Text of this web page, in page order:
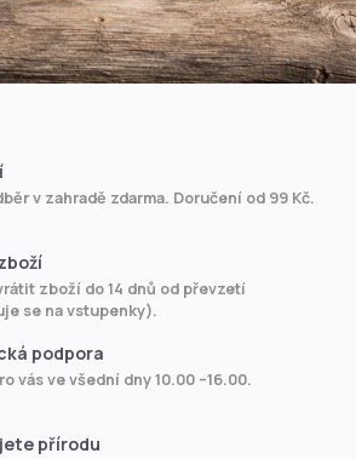
v zahradě zdarma. Doručení od 99 Kč.
zboží do 14 dnů od převzetí
se na vstupenky).
podpora
vás ve všední dny 10.00 –16.00.
přírodu